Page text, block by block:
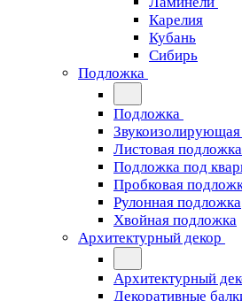
Карелия
Кубань
Сибирь
Подложка
Подложка
Листовая подложка
Подложка под
Пробковая
Рулонная подложка
Хвойная подложка
Архитектурный декор
Архитектурный
Декоративные